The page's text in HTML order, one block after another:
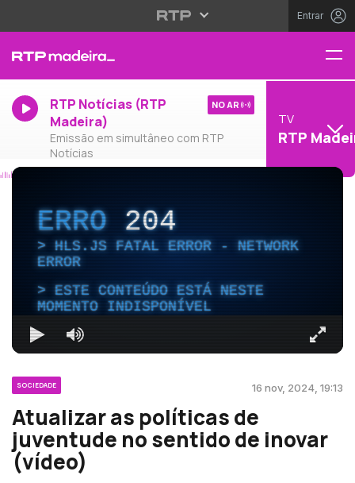
Entrar
RTP Notícias (RTP
Madeira)
Emissão em simultâneo com RTP
Notícias
NO AR
TV
RTP
ERRO204
HLS.JS FATAL ERROR - NETWORK
ERROR
ESTE CONTEÚDO ESTÁ NESTE
MOMENTO INDISPONÍVEL
SOCIEDADE 16 nov, 2024, 19:13
Atualizar as políticas de
juventude no sentido de inovar
(vídeo)